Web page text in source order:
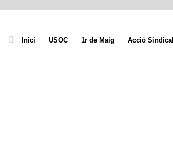
Inici USOC 1r de Maig Acció Sindical